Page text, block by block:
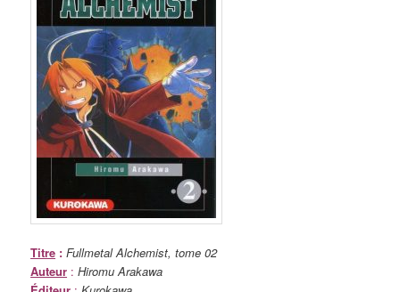
Titre : Fullmetal Alchemist, tome 02
Auteur :Hiromu Arakawa